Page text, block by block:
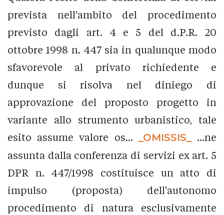
prevista nell'ambito del procedimento
previsto dagli art. 4 e 5 del d.P.R. 20
ottobre 1998 n. 447 sia in qualunque modo
sfavorevole al privato richiedente e
dunque si risolva nel diniego di
approvazione del proposto progetto in
variante allo strumento urbanistico, tale
esito assume valore os...
_OMISSIS_
...ne
assunta dalla conferenza di servizi ex art. 5
DPR n. 447/1998 costituisce un atto di
impulso (proposta) dell'autonomo
procedimento di natura esclusivamente